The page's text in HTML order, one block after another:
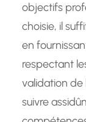
objectifs
choisie, il
en
respectant
validation de
suivre